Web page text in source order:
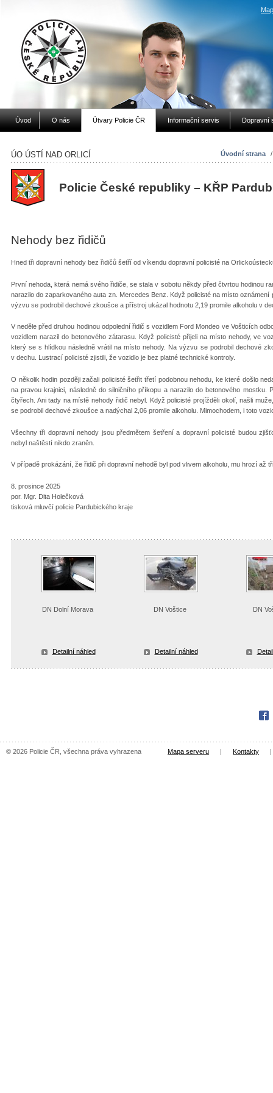
Úvod O nás Útvary Policie ČR Informační servis Dopravní
Úvodní strana
ÚO ÚSTÍ NAD ORLICÍ
Policie České republiky – KŘP
Nehody bez řidičů
Hned tři dopravní nehody bez řidičů šetří od víkendu dopravní policisté na
První nehoda, která nemá svého řidiče, se stala v sobotu někdy před čtvrtou hodinou
narazilo do zaparkovaného auta zn. Mercedes Benz. Když policisté na místo
výzvu se podrobil dechové zkoušce a přístroj ukázal hodnotu 2,19 promile alkoholu v
V neděle před druhou hodinou odpolední řidič s vozidlem Ford Mondeo ve Vošticích
vozidlem narazil do betonového zátarasu. Když policisté přijeli na místo nehody, ve
který se s hlídkou následně vrátil na místo nehody. Na výzvu se podrobil dechové
v dechu. Lustrací policisté zjistili, že vozidlo je bez platné technické kontroly.
O několik hodin později začali policisté šetřit třetí podobnou nehodu, ke které došlo
na pravou krajnici, následně do silničního příkopu a narazilo do betonového
čtyřech. Ani tady na místě nehody řidič nebyl. Když policisté projížděli okolí, našli
se podrobil dechové zkoušce a nadýchal 2,06 promile alkoholu. Mimochodem, i toto
Všechny tři dopravní nehody jsou předmětem šetření a dopravní policisté budou
nebyl naštěstí nikdo zraněn.
V případě prokázání, že řidič při dopravní nehodě byl pod vlivem alkoholu, mu hrozí až
8. prosince 2025
por. Mgr. Dita Holečková
tisková mluvčí policie Pardubického kraje
DN Dolní Morava
Detailní náhled
DN Voštice
Detailní náhled
DN
© 2026 Policie ČR, všechna práva vyhrazena Mapa serveru | Kontakty |